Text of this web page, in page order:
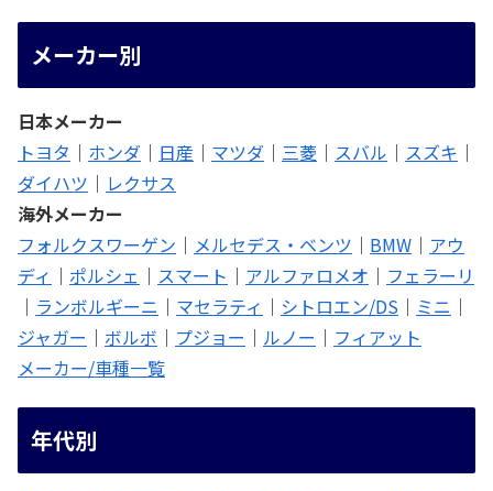
メーカー別
日本メーカー
トヨタ ｜ ホンダ ｜ 日産 ｜ マツダ ｜ 三菱 ｜ スバル ｜ スズキ ｜
ダイハツ ｜ レクサス
海外メーカー
フォルクスワーゲン ｜ メルセデス・ベンツ ｜ BMW ｜ アウ
ディ ｜ ポルシェ ｜ スマート ｜ アルファロメオ ｜ フェラーリ
｜ ランボルギーニ ｜ マセラティ ｜ シトロエン/DS ｜ ミニ ｜
ジャガー ｜ ボルボ ｜ プジョー ｜ ルノー ｜ フィアット
メーカー/車種一覧
年代別